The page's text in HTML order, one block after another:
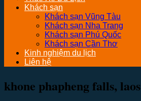
Khách sạn
Khách sạn Vũng Tàu
Khách sạn Nha Trang
Khách sạn Phú Quốc
Khách sạn Cần Thơ
Kinh nghiệm du lịch
Liên hệ
khone phapheng falls, laos